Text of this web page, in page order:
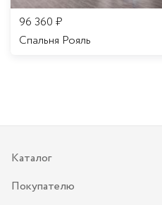
96 360 ₽
Спальня Рояль
Каталог
Покупателю